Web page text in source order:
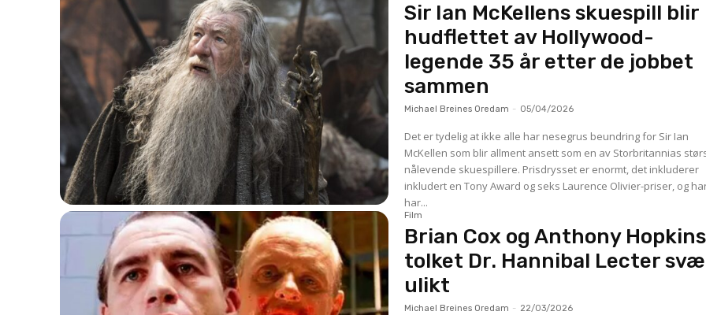
Sir Ian McKellens skuespill blir
hudflettet av Hollywood-
legende 35 år etter de jobbet
sammen
Michael Breines Oredam - 05/04/2026
Det er tydelig at ikke alle har nesegrus beundring for Sir Ian
McKellen som blir allment ansett som en av Storbritannias
nålevende skuespillere. Prisdrysset er enormt, det inkluderer
inkludert en Tony Award og seks Laurence Olivier-priser, og
har...
Film
Brian Cox og Anthony Hopkins
tolket Dr. Hannibal Lecter
ulikt
Michael Breines Oredam - 22/03/2026